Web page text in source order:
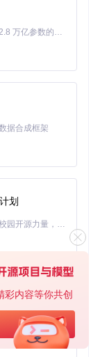
彩内容等你共创
""方法""结果""讨
属性
假设
，思源笔记的双
会议纪要""决
已完成/#暂停）
Kimi K3 是Kimi能力最强的模型：这是一个拥有 2.8 万亿参数的混合专家（MoE）模型，具备原生视觉理解能力，并支持 100 万 token 的上下文窗口。
据合成框架
划
「源启盛夏」暑期校园开发者成长计划旨在激活校园开源力量，通过积分激励、认证扶持、资源倾斜等形式，引导高校组织和开发者完成「入驻 — 建项目 — 做贡献 — 获认证 — 得资源」的完整闭环。无论你是想带领社团入驻平台的组织者，还是希望用代码贡献证明自己的开发者，都能在这里找到属于你的成长路径。
基于Python的Xiaozhi AI，适用于想要完整Xiaozhi体验而无需拥有专用硬件的用户。